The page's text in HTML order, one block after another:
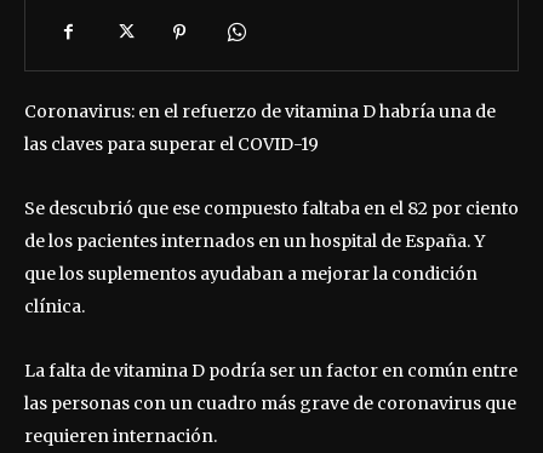
Coronavirus: en el refuerzo de vitamina D habría una de
las claves para superar el COVID-19
Se descubrió que ese compuesto faltaba en el 82 por ciento
de los pacientes internados en un hospital de España. Y
que los suplementos ayudaban a mejorar la condición
clínica.
La falta de vitamina D podría ser un factor en común entre
las personas con un cuadro más grave de coronavirus que
requieren internación.